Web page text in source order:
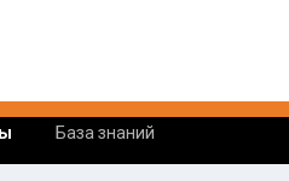
База знаний